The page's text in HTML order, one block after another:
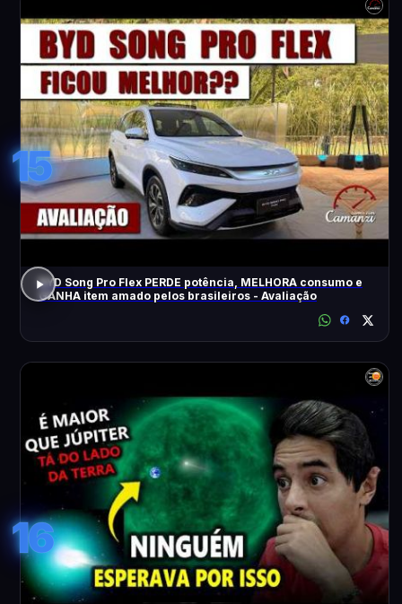
15
BYD Song Pro Flex PERDE potência, MELHORA consumo e
GANHA item amado pelos brasileiros - Avaliação
16